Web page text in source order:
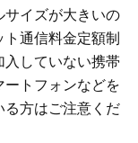
サイズが大きいの
ト通信料金定額制
入していない携帯
ートフォンなどを
方はご注意くだ